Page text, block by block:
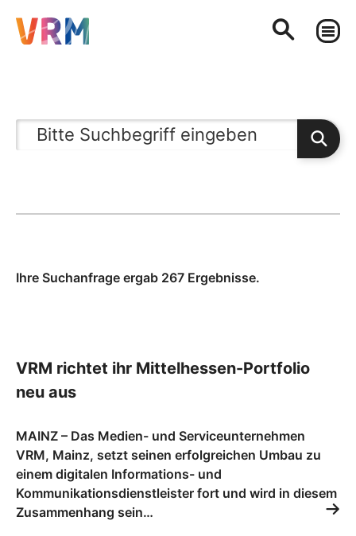
Ihre Suchanfrage ergab 267 Ergebnisse.
VRM richtet ihr Mittelhessen-Portfolio
neu aus
MAINZ – Das Medien- und Serviceunternehmen
VRM, Mainz, setzt seinen erfolgreichen Umbau zu
einem digitalen Informations- und
Kommunikationsdienstleister fort und wird in diesem
Zusammenhang sein…